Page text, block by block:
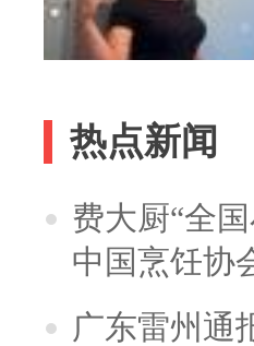
热点新闻
费大厨“全
中国烹饪协
广东雷州通